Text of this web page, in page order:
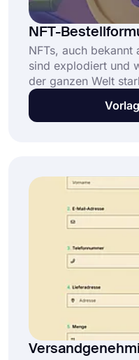
NFT-
NFTs, auch
sind explodiert und
der ganzen Welt
bedenkt, was sie
der Zukunft des
in einer digitalen,
präsentieren und zu
NFT-Bestellformular
NFT-Anfragen